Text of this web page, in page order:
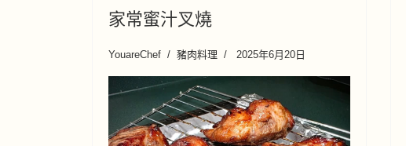
家常蜜汁叉燒
YouareChef 豬肉料理 2025年6月20日